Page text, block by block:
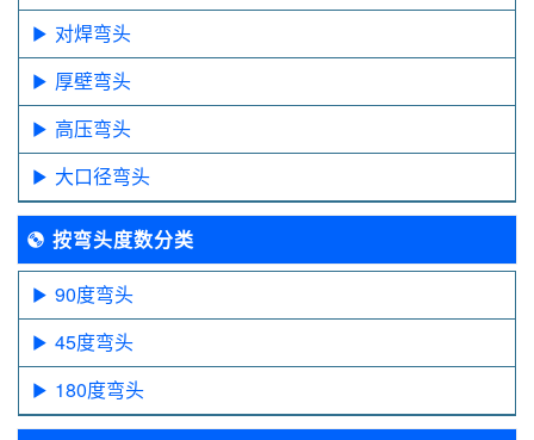
对焊弯头
厚壁弯头
高压弯头
大口径弯头
按弯头度数分类
90度弯头
45度弯头
180度弯头